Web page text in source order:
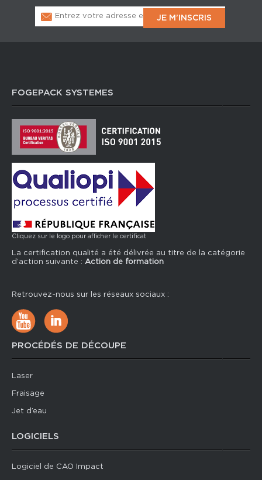
FOGEPACK SYSTEMES
Cliquez sur le logo pour afficher le certificat
La certification qualité a été délivrée au titre de la catégorie
d’action suivante : Action de formation
Retrouvez-nous sur les réseaux sociaux :
PROCÉDÉS DE DÉCOUPE
Laser
Fraisage
Jet d’eau
LOGICIELS
Logiciel de CAO Impact